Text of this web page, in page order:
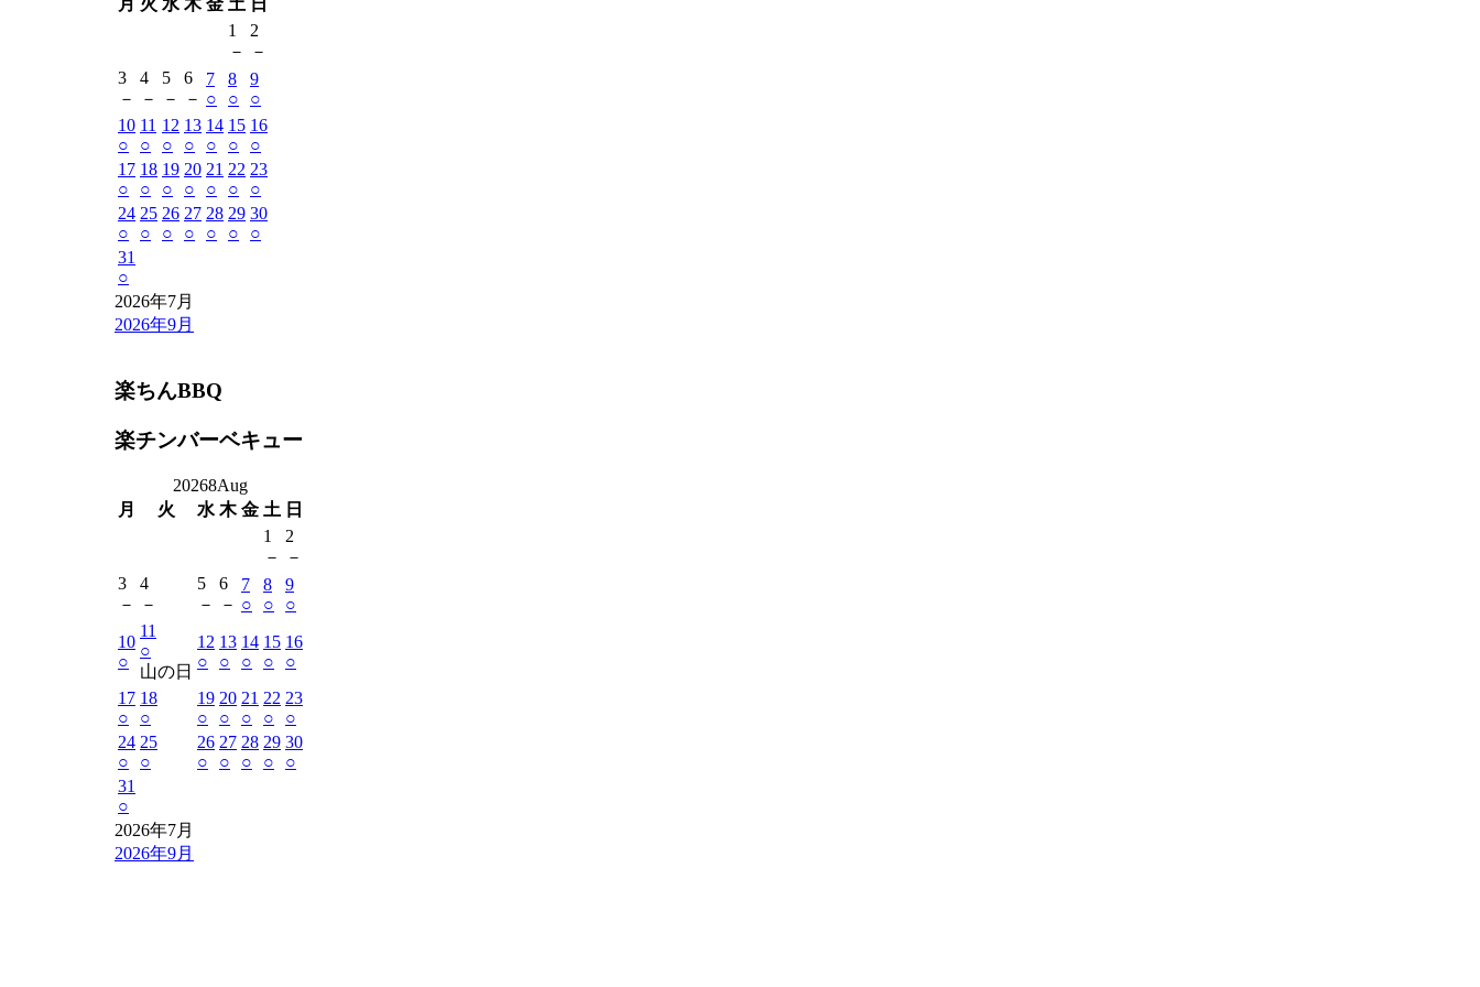
1
－
2
－
3
－
4
－
5
－
6
－
7
○
8
○
9
○
10
○
11
○
12
○
13
○
14
○
15
○
16
○
17
○
18
○
19
○
20
○
21
○
22
○
23
○
24
○
25
○
26
○
27
○
28
○
29
○
30
○
31
○
2026年7月
2026年9月
楽ちんBBQ
楽チンバーベキュー
20268Aug
月
火 水 木 金 土 日
1
－
2
－
3
－
4
－
5
－
6
－
7
○
8
○
9
○
10
○
11
○
山の日
12
○
13
○
14
○
15
○
16
○
17
○
18
○
19
○
20
○
21
○
22
○
23
○
24
○
25
○
26
○
27
○
28
○
29
○
30
○
31
○
2026年7月
2026年9月